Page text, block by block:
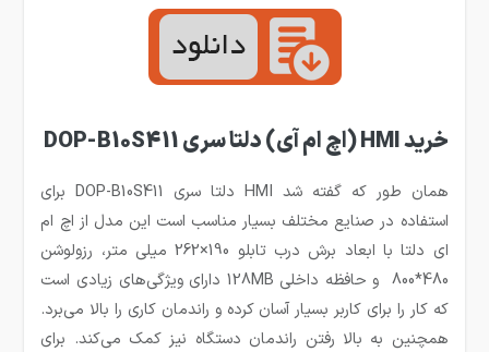
خرید HMI (اچ ام آی) دلتا سری DOP-B10S411
همان طور که گفته شد HMI دلتا سری DOP-B10S411 برای
استفاده در صنایع مختلف بسیار مناسب است این مدل از اچ ام
ای دلتا با ابعاد برش درب تابلو 190×262 میلی متر، رزولوشن
480*800 و حافظه داخلی 128MB دارای ویژگی‌های زیادی است
که کار را برای کاربر بسیار آسان کرده و راندمان کاری را بالا می‌برد.
همچنین به بالا رفتن راندمان دستگاه نیز کمک می‌کند. برای